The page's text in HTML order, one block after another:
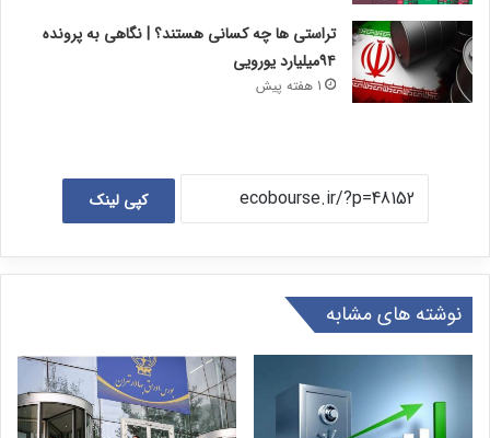
تراستی ها چه کسانی هستند؟ | نگاهی به پرونده
۹۴میلیارد یورویی
1 هفته پیش
کپی لینک
نوشته های مشابه